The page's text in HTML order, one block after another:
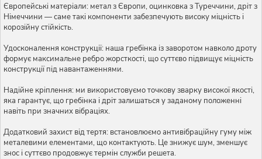
Європейські матеріали: метал з Європи, оцинковка з Туреччини, дріт з
Німеччини — саме такі компоненти забезпечують високу міцність і
корозійну стійкість.
Удосконалення конструкції: наша гребінка із заворотом навколо дроту
формує максимальне ребро жорсткості, що суттєво підвищує міцність
конструкції під навантаженнями.
Надійне кріплення: ми використовуємо точкову зварку високої якості,
яка гарантує, що гребінка і дріт залишаться у заданому положенні
навіть при значних вібраціях.
Додатковий захист від тертя: встановлюємо антивібраційну гуму між
металевими елементами, що контактують. Це знижує шум, зменшує
знос і суттєво продовжує термін служби решета.